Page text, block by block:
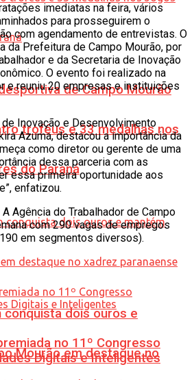
de Campo Mourão
troféus e 33 medalhas nos
do Paraná
conquista dois ouros e
Mourão em destaque no
imediatas na feira, vários
para prosseguirem o
com agendamento de entrevistas. O
da Prefeitura de Campo Mourão, por
e da Secretaria de Inovação
O evento foi realizado na
e reuniu 20 empresas e instituições
Inovação e Desenvolvimento
Azuma, destacou a importância da
como diretor ou gerente de uma
dessa parceria com as
essa primeira oportunidade aos
enfatizou.
A Agência do Trabalhador de Campo
com 290 vagas de empregos
em segmentos diversos).
no 11º Congresso
Digitais e Inteligentes